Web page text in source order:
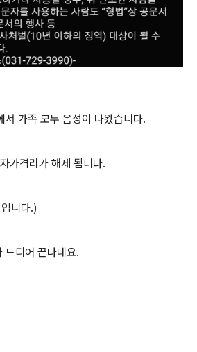
서 가족 모두 음성이 나왔습니다.
가격리가 해제 됩니다.
니다.)
드디어 끝나네요.